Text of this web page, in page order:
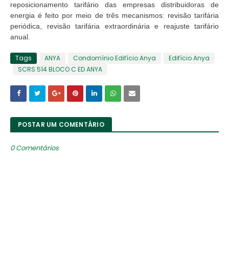
reposicionamento tarifário das empresas distribuidoras de
energia é feito por meio de três mecanismos: revisão tarifária
periódica, revisão tarifária extraordinária e reajuste tarifário
anual.
Tags ANYA Condomínio Edifício Anya
Edifício Anya
SCRS 514 BLOCO C ED ANYA
POSTAR UM COMENTÁRIO
0 Comentários